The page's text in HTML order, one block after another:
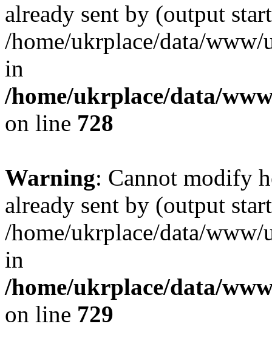
already sent by (output
/home/ukrplace/data/
in
/home/ukrplace/data/
on line 728
Warning: Cannot modify
already sent by (output
/home/ukrplace/data/
in
/home/ukrplace/data/
on line 729